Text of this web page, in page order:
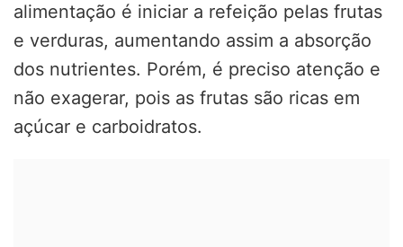
alimentação é iniciar a refeição pelas frutas
e verduras, aumentando assim a absorção
dos nutrientes. Porém, é preciso atenção e
não exagerar, pois as frutas são ricas em
açúcar e carboidratos.